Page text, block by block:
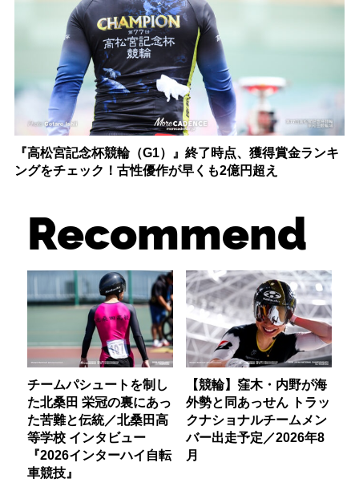
『高松宮記念杯競輪（G1）』終了時点、獲得賞金ランキ
ングをチェック！古性優作が早くも2億円超え
Recommend
チームパシュートを制し
た北桑田 栄冠の裏にあっ
た苦難と伝統／北桑田高
等学校 インタビュー
『2026インターハイ自転
車競技』
【競輪】窪木・内野が海
外勢と同あっせん トラッ
クナショナルチームメン
バー出走予定／2026年8
月